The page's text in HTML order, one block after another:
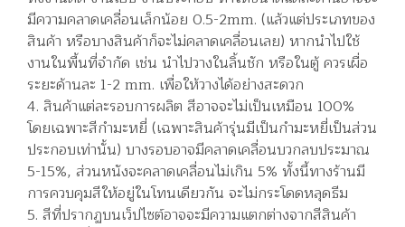
มีความคลาดเคลื่อนเล็กน้อย 0.5-2mm. (แล้วแต่ประเภทของ
สินค้า หรือบางสินค้าก็จะไม่คลาดเคลื่อนเลย) หากนำไปใช้
งานในพื้นที่จำกัด เช่น นำไปวางในลิ้นชัก หรือในตู้ ควรเผื่อ
ระยะด้านละ 1-2 mm. เพื่อให้วางได้อย่างสะดวก
4. สินค้าแต่ละรอบการผลิต สีอาจจะไม่เป็นเหมือน 100%
โดยเฉพาะสีกำมะหยี่ (เฉพาะสินค้ารุ่นมีเป็นกำมะหยี่เป็นส่วน
ประกอบเท่านั้น) บางรอบอาจมีคลาดเคลื่อนบวกลบประมาณ
5-15%, ส่วนหนังจะคลาดเคลื่อนไม่เกิน 5% ทั้งนี้ทางร้านมี
การควบคุมสีให้อยู่ในโทนเดียวกัน จะไม่กระโดดหลุดธีม
5. สีที่ปรากฏบนเว็ปไซต์อาจจะมีความแตกต่างจากสีสินค้า